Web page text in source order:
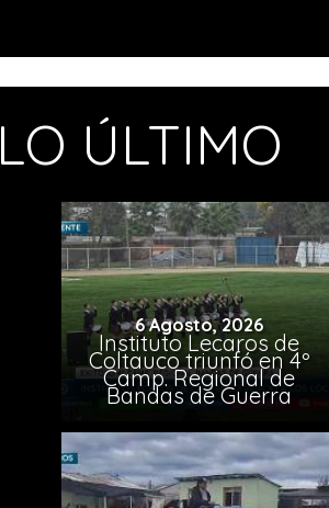
LO ÚLTIMO
6 Agosto, 2026
Instituto Lecaros de
Coltauco triunfó en 4º
Camp. Regional de
Bandas de Guerra